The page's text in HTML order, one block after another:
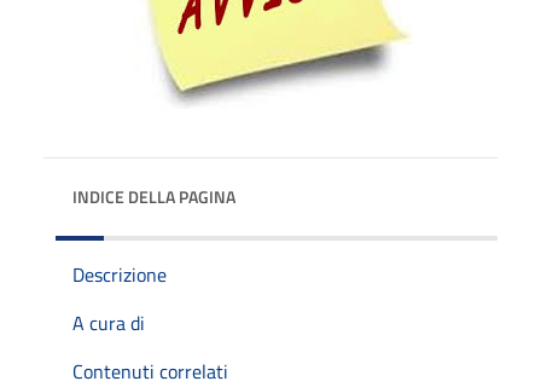
INDICE DELLA PAGINA
Descrizione
A cura di
Contenuti correlati